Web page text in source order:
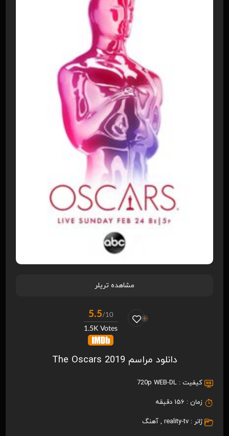
مشاهده تریلر
5.5/10
1.5K Votes
دانلود مراسم The Oscars 2019
کیفیت : 720p WEB-DL
زمان : 156 دقیقه
ژانر : reality-tv
,آهنگ